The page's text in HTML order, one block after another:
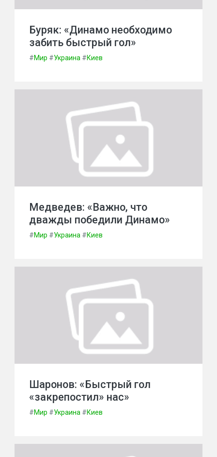
Буряк: «Динамо необходимо
забить быстрый гол»
#Мир #Украина #Киев
Медведев: «Важно, что
дважды победили Динамо»
#Мир #Украина #Киев
Шаронов: «Быстрый гол
«закрепостил» нас»
#Мир #Украина #Киев